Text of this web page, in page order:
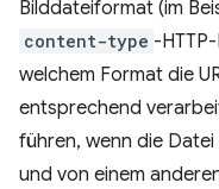
Bilddateiformat (im
content-type -
welchem Format die
entsprechend
führen, wenn die
und von einem